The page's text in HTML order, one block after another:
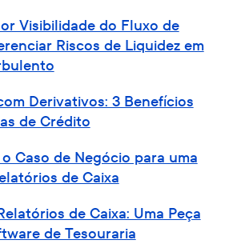
Visibilidade do Fluxo de
Riscos de Liquidez em
Derivativos: 3 Benefícios
de Crédito
Caso de Negócio para uma
de Caixa
de Caixa: Uma Peça
de Tesouraria